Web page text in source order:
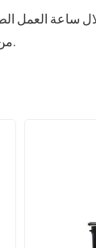
من مسند القدمين في كراسي المكتب المريحة لدينا لتناسب الاحتياجات المختلفة في السوق.